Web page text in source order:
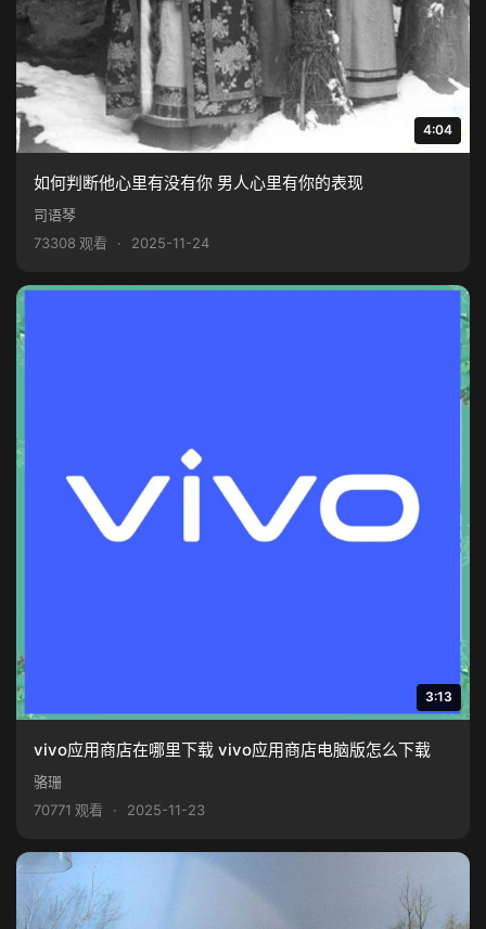
4:04
如何判断他心里有没有你 男人心里有你的表现
司语琴
73308 观看
· 2025-11-24
3:13
vivo应用商店在哪里下载 vivo应用商店电脑版怎么下载
骆珊
70771 观看
· 2025-11-23